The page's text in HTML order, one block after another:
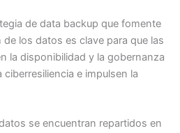
de data backup que fomente
los datos es clave para que las
la disponibilidad y la gobernanza
e impulsen la
se encuentran repartidos en